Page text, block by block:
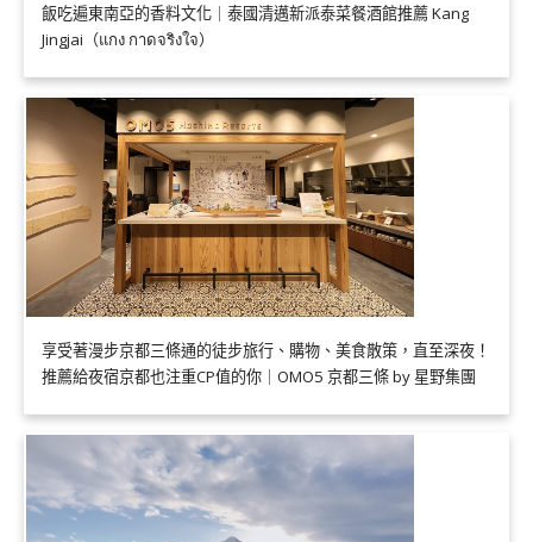
飯吃遍東南亞的香料文化｜泰國清邁新派泰菜餐酒館推薦 Kang
Jingjai（แกง กาดจริงใจ）
享受著漫步京都三條通的徒步旅行、購物、美食散策，直至深夜！
推薦給夜宿京都也注重CP值的你｜OMO5 京都三條 by 星野集團